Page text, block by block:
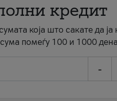
кредит
која што сакате да
сума помеѓу 100 и 1000
-